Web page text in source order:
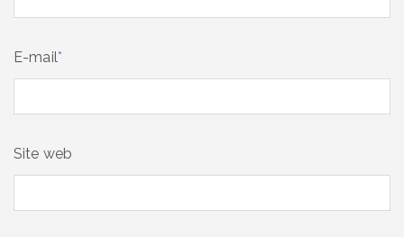
E-mail*
Site web